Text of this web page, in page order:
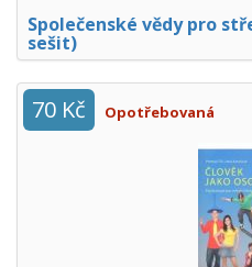
Společenské vědy pro
sešit)
70 Kč Opotřebovaná